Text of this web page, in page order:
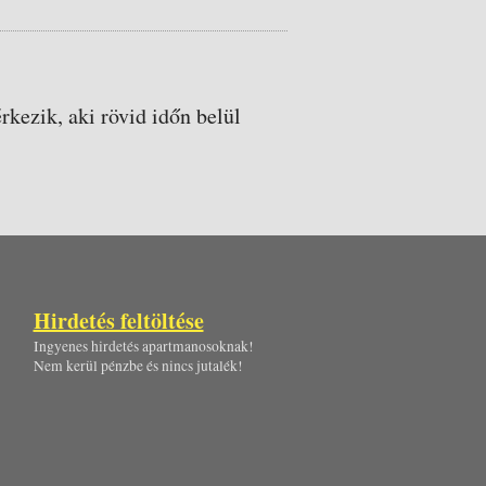
aki rövid időn belül
Hirdetés feltöltése
Ingyenes hirdetés apartmanosoknak!
Nem kerül pénzbe és nincs jutalék!